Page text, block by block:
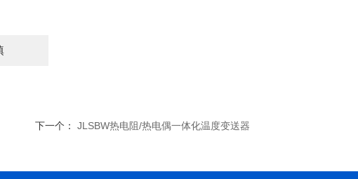
下一个： JLSBW热电阻/热电偶一体化温度变送器